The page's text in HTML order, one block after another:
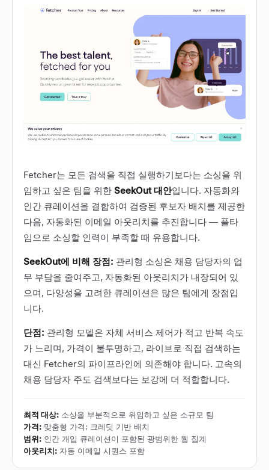
Fetcher는 모든 검색을 직접 실행하기보다는 소싱을 위
임하고 싶은 팀을 위한 SeekOut 대안입니다. 자동화와
인간 큐레이션을 결합하여 검증된 후보자 배치를 제공한
다음, 자동화된 이메일 아웃리치를 추진합니다 — 풀타
임으로 소싱할 인력이 부족할 때 유용합니다.
SeekOut에 비해 장점: 관리형 소싱은 채용 담당자의 업
무 부담을 줄여주고, 자동화된 아웃리치가 내장되어 있
으며, 다양성을 고려한 큐레이션은 많은 팀에게 장점입
니다.
단점: 관리형 모델은 자체 서비스 제어가 적고 반복 속도
가 느리며, 가격이 불투명하고, 라이브로 직접 검색하는
대신 Fetcher의 파이프라인에 의존해야 합니다. 고속의
채용 담당자 주도 검색보다는 보강에 더 적합합니다.
최적 대상: 소싱을 부분적으로 위임하고 싶은 소규모 팀
가격: 맞춤형 가격; 크레딧 기반 배치
범위: 인간 개입 큐레이션이 포함된 광범위한 웹 집계
아웃리치: 자동 이메일 시퀀스 포함